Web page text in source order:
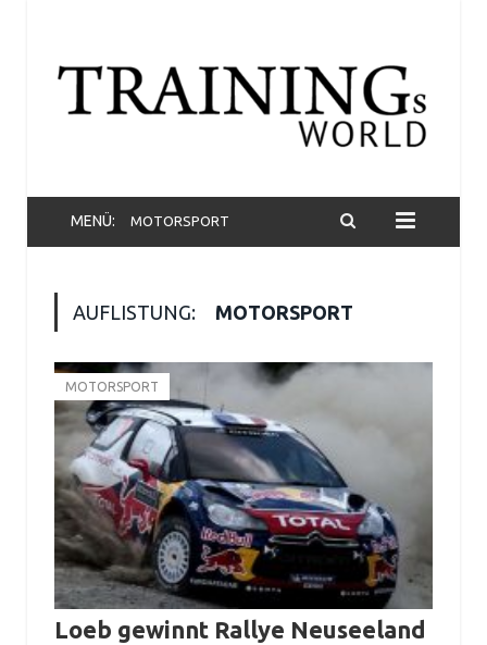
MENÜ: MOTORSPORT
AUFLISTUNG: MOTORSPORT
MOTORSPORT
Loeb gewinnt Rallye Neuseeland